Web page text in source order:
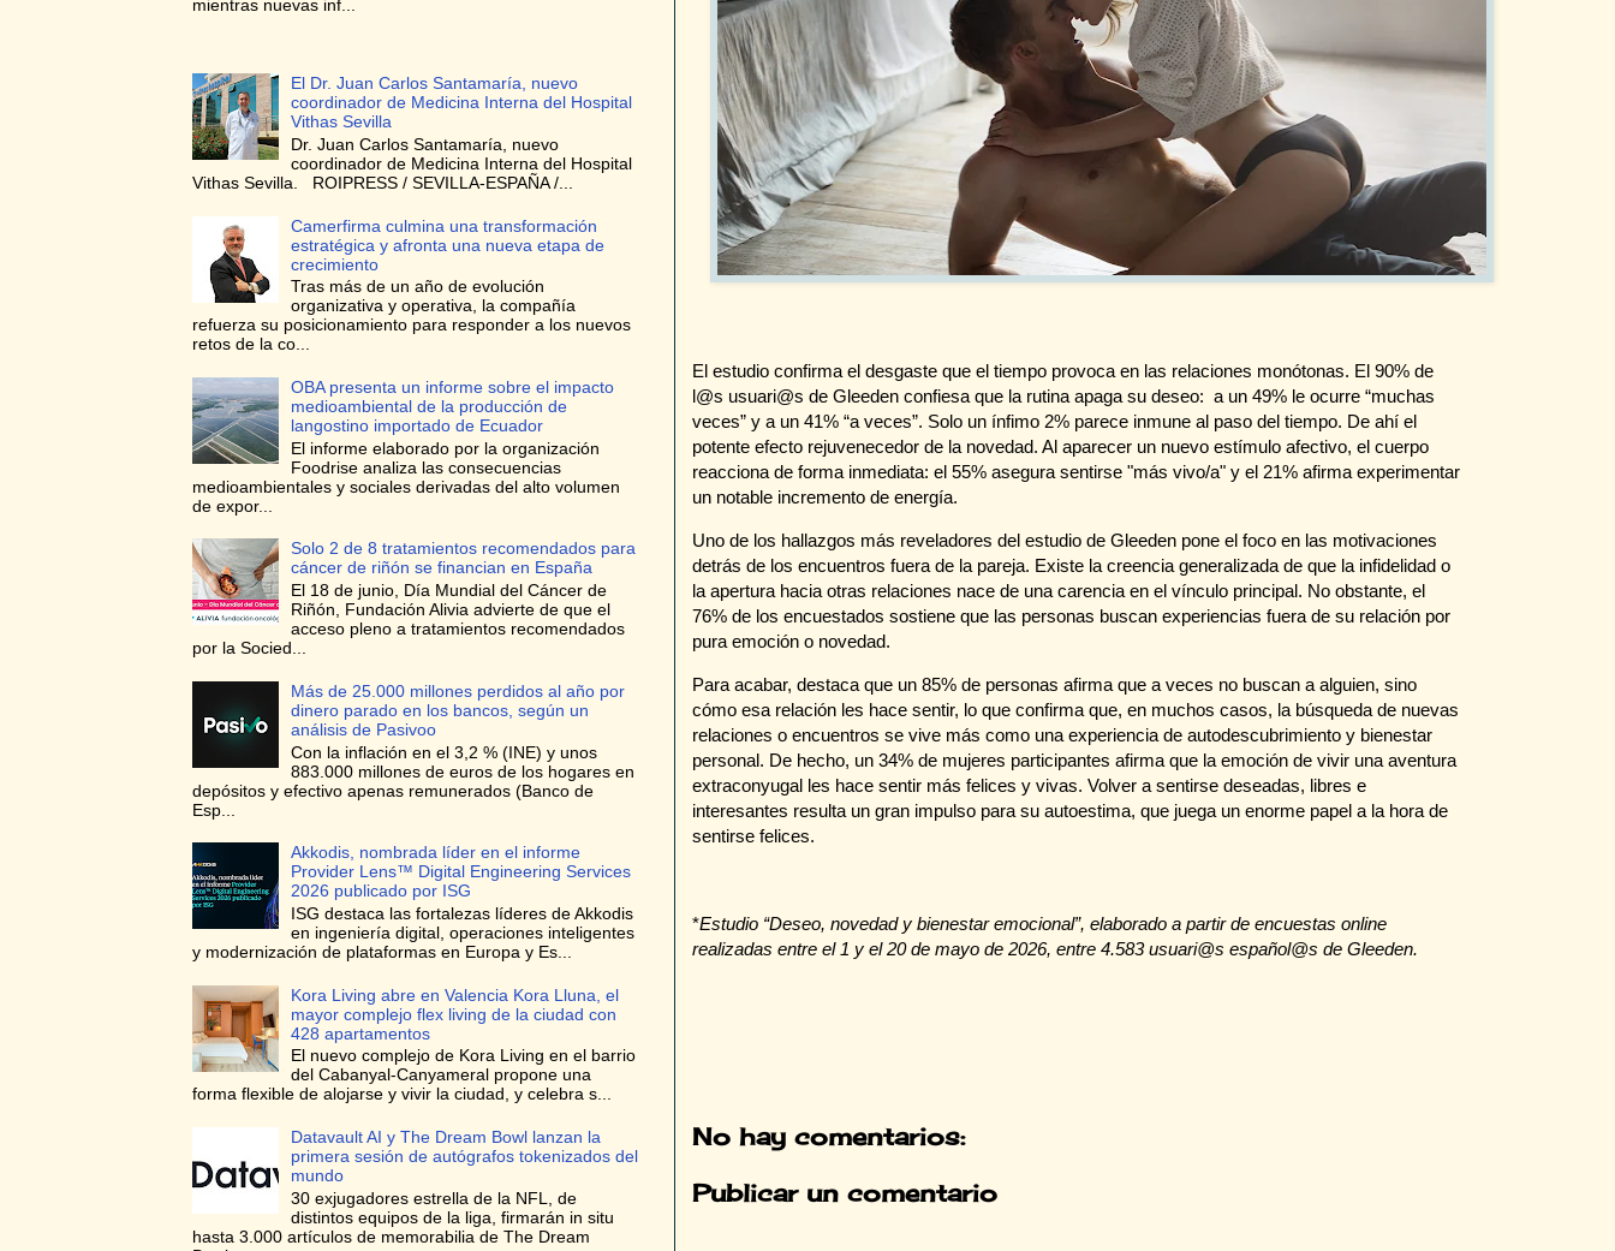
El estudio confirma el desgaste que el tiempo provoca en las relaciones monótonas. El 90% de
l@s usuari@s de Gleeden confiesa que la rutina apaga su deseo: a un 49% le ocurre “muchas
veces” y a un 41% “a veces”. Solo un ínfimo 2% parece inmune al paso del tiempo. De ahí el
potente efecto rejuvenecedor de la novedad. Al aparecer un nuevo estímulo afectivo, el cuerpo
reacciona de forma inmediata: el 55% asegura sentirse "más vivo/a" y el 21% afirma experimentar
un notable incremento de energía.
Uno de los hallazgos más reveladores del estudio de Gleeden pone el foco en las motivaciones
detrás de los encuentros fuera de la pareja. Existe la creencia generalizada de que la infidelidad o
la apertura hacia otras relaciones nace de una carencia en el vínculo principal. No obstante, el
76% de los encuestados sostiene que las personas buscan experiencias fuera de su relación por
pura emoción o novedad.
Para acabar, destaca que un 85% de personas afirma que a veces no buscan a alguien, sino
cómo esa relación les hace sentir, lo que confirma que, en muchos casos, la búsqueda de nuevas
relaciones o encuentros se vive más como una experiencia de autodescubrimiento y bienestar
personal. De hecho, un 34% de mujeres participantes afirma que la emoción de vivir una aventura
extraconyugal les hace sentir más felices y vivas. Volver a sentirse deseadas, libres e
interesantes resulta un gran impulso para su autoestima, que juega un enorme papel a la hora de
sentirse felices.
*Estudio “Deseo, novedad y bienestar emocional”, elaborado a partir de encuestas online
realizadas entre el 1 y el 20 de mayo de 2026, entre 4.583 usuari@s español@s de Gleeden.
No hay comentarios:
Publicar un comentario
mientras nuevas inf...
El Dr. Juan Carlos Santamaría, nuevo
coordinador de Medicina Interna del Hospital
Vithas Sevilla
Dr. Juan Carlos Santamaría, nuevo
coordinador de Medicina Interna del Hospital
Vithas Sevilla. ROIPRESS / SEVILLA-ESPAÑA /...
Camerfirma culmina una transformación
estratégica y afronta una nueva etapa de
crecimiento
Tras más de un año de evolución
organizativa y operativa, la compañía
refuerza su posicionamiento para responder a los nuevos
retos de la co...
OBA presenta un informe sobre el impacto
medioambiental de la producción de
langostino importado de Ecuador
El informe elaborado por la organización
Foodrise analiza las consecuencias
medioambientales y sociales derivadas del alto volumen
de expor...
Solo 2 de 8 tratamientos recomendados para
cáncer de riñón se financian en España
El 18 de junio, Día Mundial del Cáncer de
Riñón, Fundación Alivia advierte de que el
acceso pleno a tratamientos recomendados
por la Socied...
Más de 25.000 millones perdidos al año por
dinero parado en los bancos, según un
análisis de Pasivoo
Con la inflación en el 3,2 % (INE) y unos
883.000 millones de euros de los hogares en
depósitos y efectivo apenas remunerados (Banco de
Esp...
Akkodis, nombrada líder en el informe
Provider Lens™ Digital Engineering Services
2026 publicado por ISG
ISG destaca las fortalezas líderes de Akkodis
en ingeniería digital, operaciones inteligentes
y modernización de plataformas en Europa y Es...
Kora Living abre en Valencia Kora Lluna, el
mayor complejo flex living de la ciudad con
428 apartamentos
El nuevo complejo de Kora Living en el barrio
del Cabanyal-Canyameral propone una
forma flexible de alojarse y vivir la ciudad, y celebra s...
Datavault AI y The Dream Bowl lanzan la
primera sesión de autógrafos tokenizados del
mundo
30 exjugadores estrella de la NFL, de
distintos equipos de la liga, firmarán in situ
hasta 3.000 artículos de memorabilia de The Dream